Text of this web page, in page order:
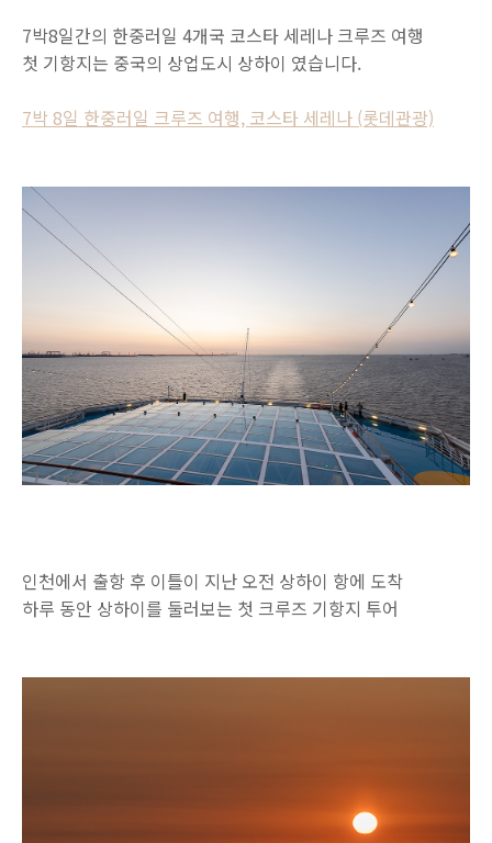
7박8일간의 한중러일 4개국 코스타 세레나 크루즈 여행
첫 기항지는 중국의 상업도시 상하이 였습니다.
7박 8일 한중러일 크루즈 여행, 코스타 세레나 (롯데관광)
인천에서 출항 후 이틀이 지난 오전 상하이 항에 도착
하루 동안 상하이를 둘러보는 첫 크루즈 기항지 투어